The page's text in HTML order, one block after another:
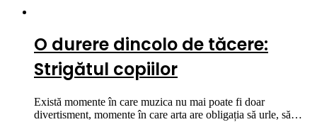
O durere dincolo de tăcere:
Strigătul copiilor
Există momente în care muzica nu mai poate fi doar
divertisment, momente în care arta are obligația să urle, să…